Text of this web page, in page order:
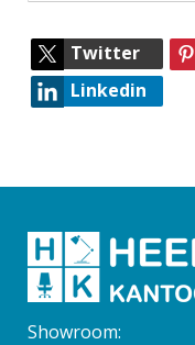
Twitter
Linkedin
Showroom: